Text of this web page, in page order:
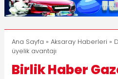
11:30
Birlikhaber.com
13:33
Ana Sayfa » Aksaray Haberleri »
üyelik avantajı
Birlik Haber